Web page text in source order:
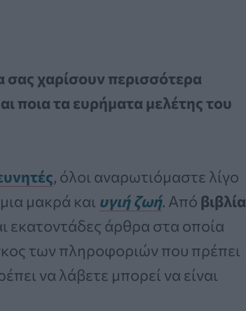
χαρίσουν περισσότερα
ποια τα ευρήματα μελέτης του
, όλοι αναρωτιόμαστε λίγο
μακρά και υγιή ζωή. Από βιβλία
εκατοντάδες άρθρα στα οποία
των πληροφοριών που πρέπει
να λάβετε μπορεί να είναι